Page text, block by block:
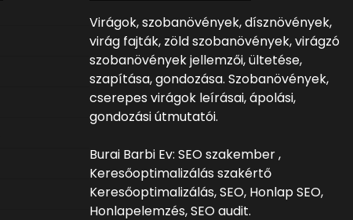
Virágok, szobanövények, dísznövények,
virág fajták, zöld szobanövények, virágzó
szobanövények jellemzői, ültetése,
szapítása, gondozása. Szobanövények,
cserepes virágok leírásai, ápolási,
gondozási útmutatói.
Burai Barbi Ev: SEO szakember ,
Keresőoptimalizálás szakértő
Keresőoptimalizálás, SEO, Honlap SEO,
Honlapelemzés, SEO audit.